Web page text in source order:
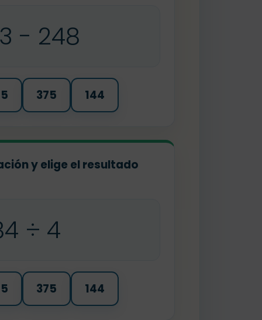
- 248
375 144
y elige el resultado
÷ 4
375 144